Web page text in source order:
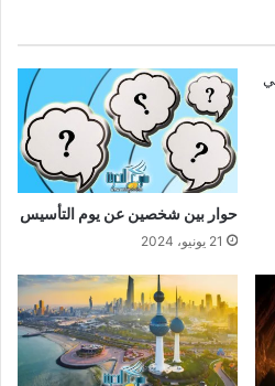
حوار بين شخصين عن يوم التأسيس
21 يونيو، 2024